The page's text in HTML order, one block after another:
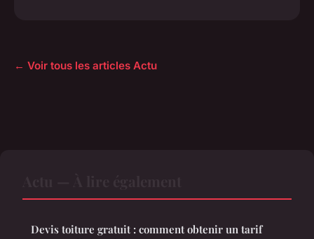
← Voir tous les articles Actu
Devis toiture gratuit : comment obtenir un tarif